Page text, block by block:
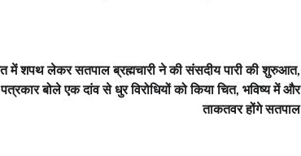
में शपथ लेकर सतपाल ब्रह्मचारी ने की संसदीय पारी की शुरुआत,
पत्रकार बोले एक दांव से धुर विरोधियों को किया चित, भविष्य में और
ताकतवर होंगे सतपाल